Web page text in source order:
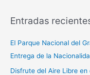
Entradas
El Parque Nacional del
Entrega de la
Disfrute del Aire Libre